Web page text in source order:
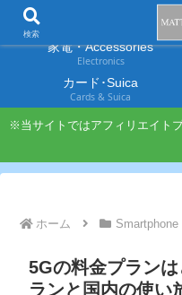
家電・Accessories
Electronics
カード･Suica
Cards & Suica
※当サイトではアフィリエイト
ホーム Smartphone
5Gの料金プラン
ランと国内の使い
検索